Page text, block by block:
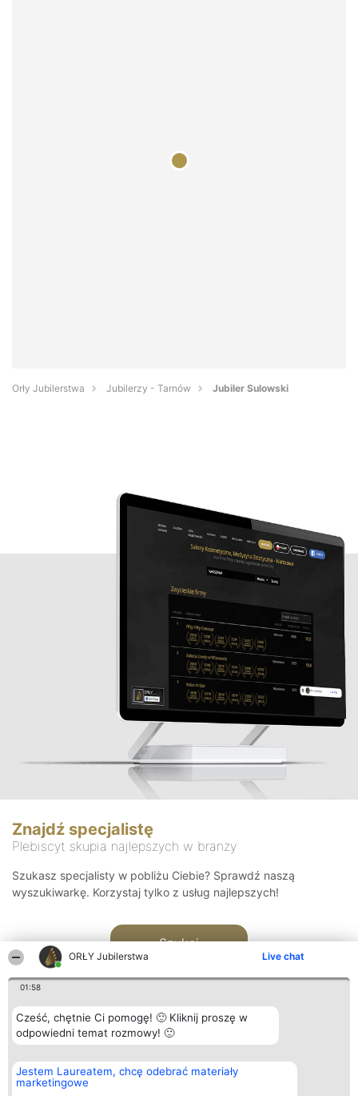
ORŁY Jubilerstwa Live chat
01:58
Cześć, chętnie Ci pomogę! 🙂 Kliknij proszę w
odpowiedni temat rozmowy! 🙂
Jestem Laureatem, chcę odebrać materiały
marketingowe
Orły Jubilerstwa Jubilerzy - Tarnów Jubiler Sulowski
Znajdź specjalistę
Plebiscyt skupia najlepszych w branży
Szukasz specjalisty w pobliżu Ciebie? Sprawdź naszą
wyszukiwarkę. Korzystaj tylko z usług najlepszych!
Szukaj
Organizator plebiscytu
Bright Side Solutions sp. z o.
o. sp. k.
Plebiscyt
Laureaci
Kontakt
Kontakt